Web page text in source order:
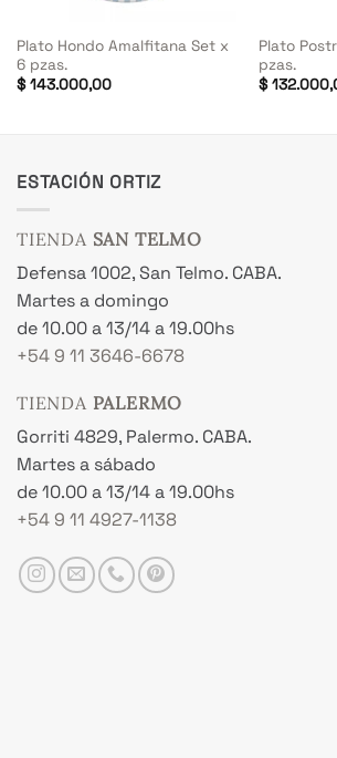
Plato Hondo Amalfitana Set x
6 pzas.
$143.000,00
Plato
pzas.
$
ESTACIÓN ORTIZ
TIENDA SAN TELMO
Defensa 1002, San Telmo. CABA.
Martes a domingo
de 10.00 a 13/14 a 19.00hs
+54 9 11 3646-6678
TIENDA PALERMO
Gorriti 4829, Palermo. CABA.
Martes a sábado
de 10.00 a 13/14 a 19.00hs
+54 9 11 4927-1138